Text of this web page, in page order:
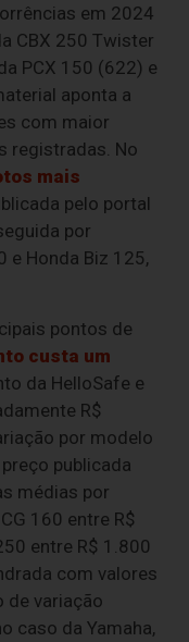
em 2024
CBX 250 Twister
PCX 150 (622) e
aponta a
com maior
registradas. No
mais
pelo portal
por
e Honda Biz 125,
pontos de
custa um
da HelloSafe e
R$
por modelo
publicada
médias por
160 entre R$
entre R$ 1.800
com valores
de variação
caso da Yamaha,